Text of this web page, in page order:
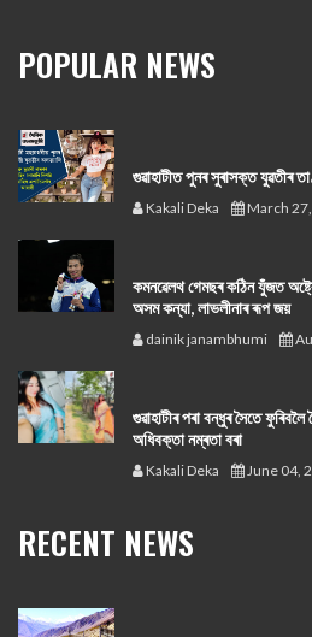
POPULAR NEWS
গুৱাহাটীত পুনৰ সুৰাসক্ত যুৱতীৰ
Kakali Deka March
কমনৱেলথ গেমছৰ কঠিন যুঁজত
অসম কন্যা, লাভলীনাৰ ৰূপ জয়
dainik janambhumi
গুৱাহাটীৰ পৰা বন্ধুৰ সৈতে
অধিবক্তা নম্ৰতা বৰা
Kakali Deka June 04,
RECENT NEWS